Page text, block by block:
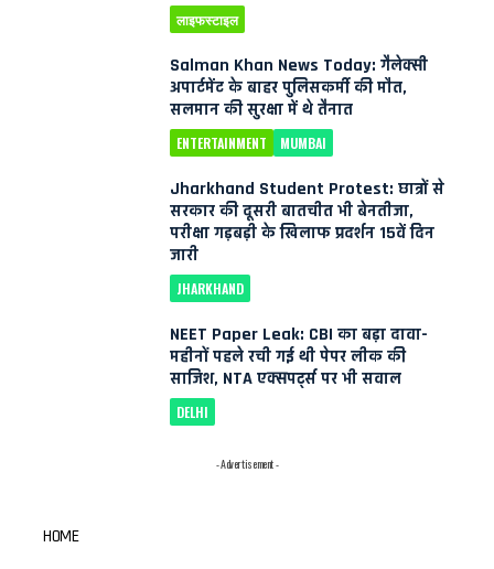
लाइफस्टाइल
Salman Khan News Today: गैलेक्सी
अपार्टमेंट के बाहर पुलिसकर्मी की मौत,
सलमान की सुरक्षा में थे तैनात
ENTERTAINMENT MUMBAI
Jharkhand Student Protest: छात्रों से
सरकार की दूसरी बातचीत भी बेनतीजा,
परीक्षा गड़बड़ी के खिलाफ प्रदर्शन 15वें दिन
जारी
JHARKHAND
NEET Paper Leak: CBI का बड़ा दावा-
महीनों पहले रची गई थी पेपर लीक की
साजिश, NTA एक्सपर्ट्स पर भी सवाल
DELHI
- Advertisement -
HOME